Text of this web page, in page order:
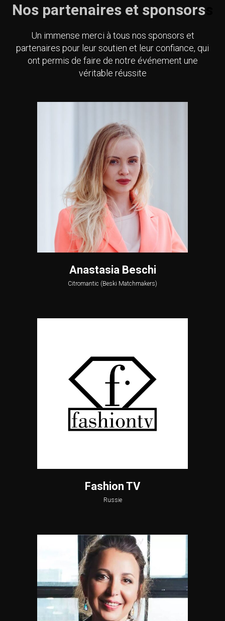
Nos partenaires et sponsors
Un immense merci à tous nos sponsors et
partenaires pour leur soutien et leur confiance, qui
ont permis de faire de notre événement une
véritable réussite
Anastasia Beschi
Citromantic (Beski Matchmakers)
Fashion TV
Russie